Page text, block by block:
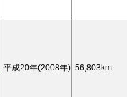
平成20年(2008年) 56,803km